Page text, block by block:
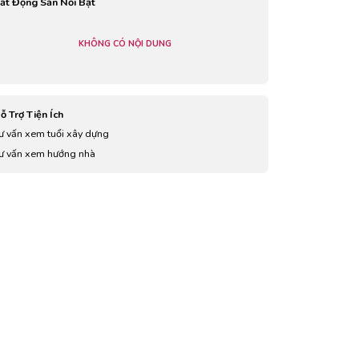
KHÔNG CÓ NỘI DUNG
Trợ Tiện Ích
vấn xem tuổi xây dựng
vấn xem hướng nhà